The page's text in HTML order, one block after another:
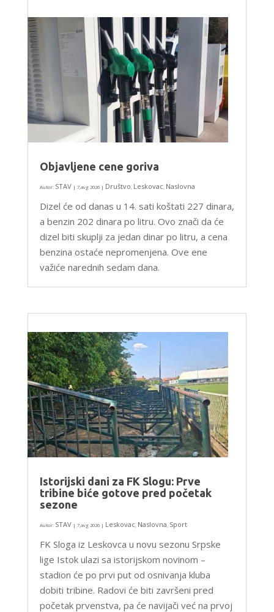
Objavljene cene goriva
Autor: STAV | 7,avg 2026| Društvo, Leskovac, Naslovna
Dizel će od danas u 14. sati koštati 227 dinara,
a benzin 202 dinara po litru. Ovo znači da će
dizel biti skuplji za jedan dinar po litru, a cena
benzina ostaće nepromenjena. Ove ene
važiće narednih sedam dana.
Istorijski dani za FK Slogu: Prve
tribine biće gotove pred početak
sezone
Autor: STAV | 7,avg 2026| Leskovac, Naslovna Sport
FK Sloga iz Leskovca u novu sezonu Srpske
lige Istok ulazi sa istorijskom novinom –
stadion će po prvi put od osnivanja kluba
dobiti tribine. Radovi će biti završeni pred
početak prvenstva, pa će navijači već na prvoj